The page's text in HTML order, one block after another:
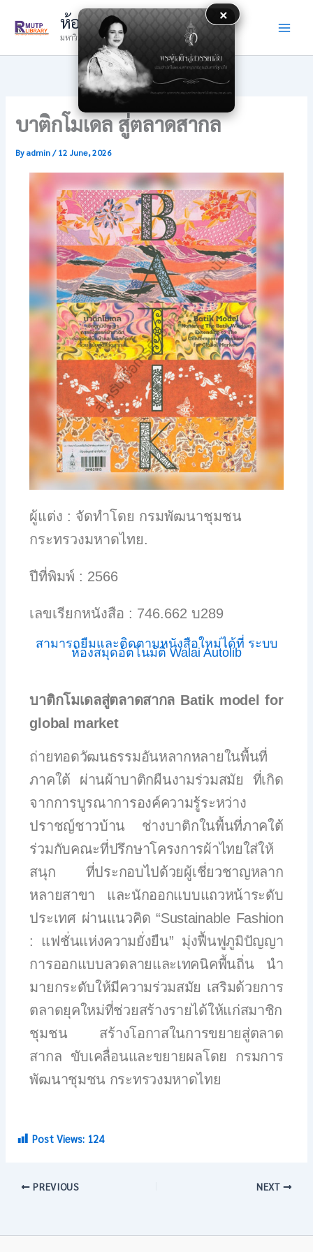
×
ห้องสมุด
มหาวิทยาลัยเทคโนโลยีราชมงคลพระนคร
บาติกโมเดล สู่ตลาดสากล
Byadmin/12 June, 2026
ผู้แต่ง : จัดทำโดย กรมพัฒนาชุมชน
กระทรวงมหาดไทย.
ปีที่พิมพ์ : 2566
เลขเรียกหนังสือ : 746.662 บ289
สามารถยืมและติดตามหนังสือใหม่ได้ที่ ระบบ
ห้องสมุดอัตโนมัติ Walai Autolib
บาติกโมเดลสู่ตลาดสากล Batik model for
global market
ถ่ายทอดวัฒนธรรมอันหลากหลายในพื้นที่
ภาคใต้ ผ่านผ้าบาติกผืนงามร่วมสมัย ที่เกิด
จากการบูรณาการองค์ความรู้ระหว่าง
ปราชญ์ชาวบ้าน ช่างบาติกในพื้นที่ภาคใต้
ร่วมกับคณะที่ปรึกษาโครงการผ้าไทยใส่ให้
สนุก ที่ประกอบไปด้วยผู้เชี่ยวชาญหลาก
หลายสาขา และนักออกแบบแถวหน้าระดับ
ประเทศ ผ่านแนวคิด “Sustainable Fashion
: แฟชั่นแห่งความยั่งยืน” มุ่งฟื้นฟูภูมิปัญญา
การออกแบบลวดลายและเทคนิคพื้นถิ่น นำ
มายกระดับให้มีความร่วมสมัย เสริมด้วยการ
ตลาดยุคใหม่ที่ช่วยสร้างรายได้ให้แก่สมาชิก
ชุมชน สร้างโอกาสในการขยายสู่ตลาด
สากล ขับเคลื่อนและขยายผลโดย กรมการ
พัฒนาชุมชน กระทรวงมหาดไทย
Post Views: 124
PREVIOUS NEXT